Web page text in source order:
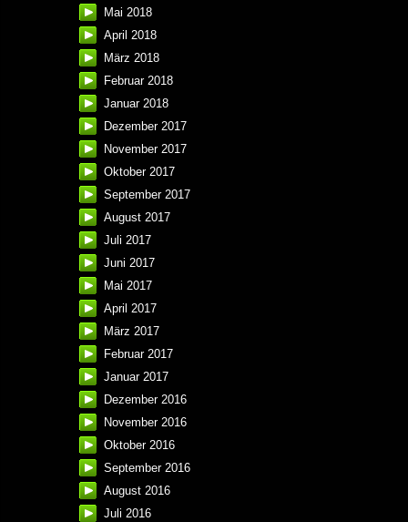
Mai 2018
April 2018
März 2018
Februar 2018
Januar 2018
Dezember 2017
November 2017
Oktober 2017
September 2017
August 2017
Juli 2017
Juni 2017
Mai 2017
April 2017
März 2017
Februar 2017
Januar 2017
Dezember 2016
November 2016
Oktober 2016
September 2016
August 2016
Juli 2016